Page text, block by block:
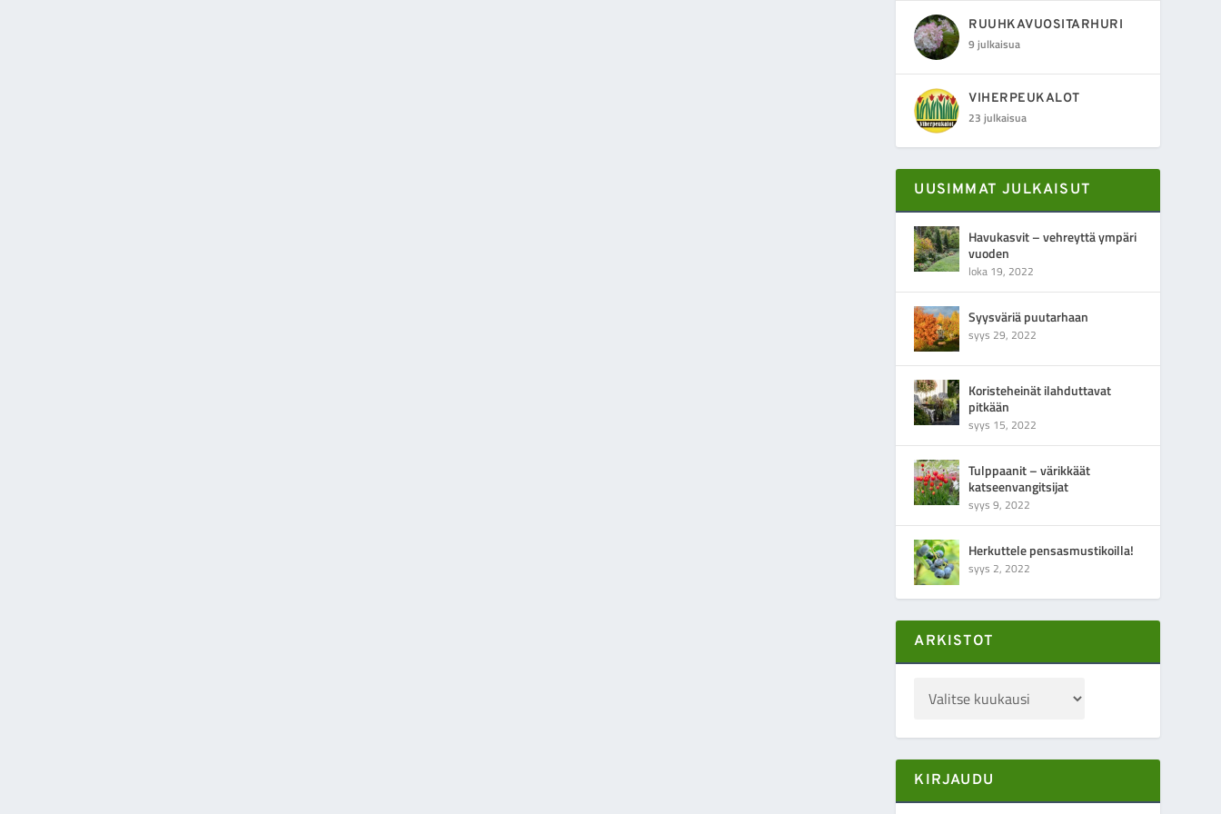
RUUHKAVUOSITARHURI
9 julkaisua
VIHERPEUKALOT
23 julkaisua
UUSIMMAT JULKAISUT
Havukasvit – vehreyttä ympäri
vuoden
loka 19, 2022
Syysväriä puutarhaan
syys 29, 2022
Koristeheinät ilahduttavat
pitkään
syys 15, 2022
Tulppaanit – värikkäät
katseenvangitsijat
syys 9, 2022
Herkuttele pensasmustikoilla!
syys 2, 2022
ARKISTOT
KIRJAUDU